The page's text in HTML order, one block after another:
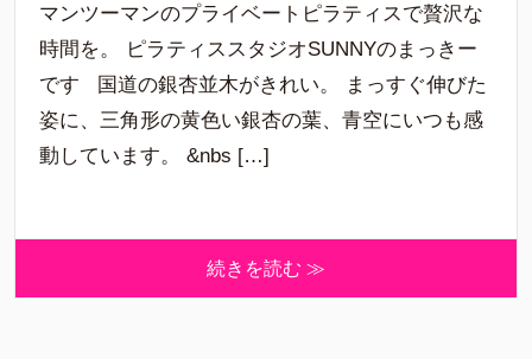
マンツーマンのプライベートピラティスで贅沢な
時間を。 ピラティススタジオSUNNYのまっきー
です 国道の銀杏並木がきれい。 まっすぐ伸びた
姿に、三角形の黄色い銀杏の葉、青空にいつも感
動しています。 &nbs […]
続きを読む ≫